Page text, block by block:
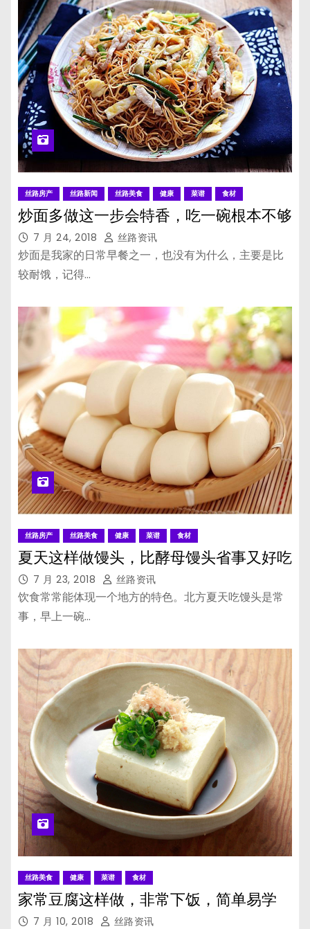
丝路房产 丝路新闻 丝路美食 健康 菜谱 食材
炒面多做这一步会特香，吃一碗根本不够
7 月 24, 2018 丝路资讯
炒面是我家的日常早餐之一，也没有为什么，主要是比
较耐饿，记得…
丝路房产 丝路美食 健康 菜谱 食材
夏天这样做馒头，比酵母馒头省事又好吃
7 月 23, 2018 丝路资讯
饮食常常能体现一个地方的特色。北方夏天吃馒头是常
事，早上一碗…
丝路美食 健康 菜谱 食材
家常豆腐这样做，非常下饭，简单易学
7 月 10, 2018 丝路资讯